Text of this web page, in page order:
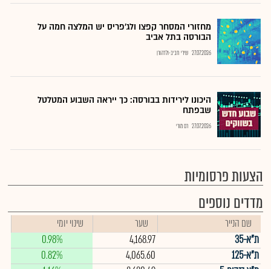
מחזורי המסחר קפצו ולג'פריס יש המלצה חמה על
הבורסה בתל אביב
27.07.2026 שירי חביב-ולדהורן
היכונו לירידות בבורסה: כך ייראה השבוע המטלטל
שבפתח
27.07.2026 רם מורי
הצעות פרסומיות
מדדים נוספים
שם הנייר שער
שינוי יומי
ת"א-35
4,168.97
0.98%
ת"א-125
4,065.60
0.82%